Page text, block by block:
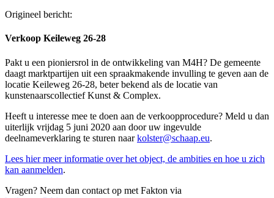
Origineel bericht:
Verkoop Keileweg 26-28
Pakt u een pioniersrol in de ontwikkeling van M4H? De gemeente
daagt marktpartijen uit een spraakmakende invulling te geven aan de
locatie Keileweg 26-28, beter bekend als de locatie van
kunstenaarscollectief Kunst & Complex.
Heeft u interesse mee te doen aan de verkoopprocedure? Meld u dan
uiterlijk vrijdag 5 juni 2020 aan door uw ingevulde
deelnameverklaring te sturen naarkolster@schaap.eu.
Lees hier meer informatie over het object, de ambities en hoe u zich
kan aanmelden.
Vragen? Neem dan contact op met Fakton via